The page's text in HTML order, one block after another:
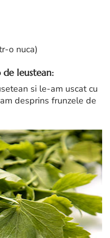
o nuca)
leustean:
si le-am uscat cu
desprins frunzele de